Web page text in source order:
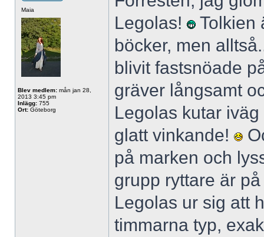
Maia
Blev medlem: mån jan 28,
2013 3:45 pm
Inlägg: 755
Ort: Göteborg
Legolas!
Tolkien
böcker, men
blivit fastsnöade
gräver långsamt
Legolas kutar
glatt vinkande!
på marken och
grupp ryttare är
Legolas ur sig att
timmarna typ,